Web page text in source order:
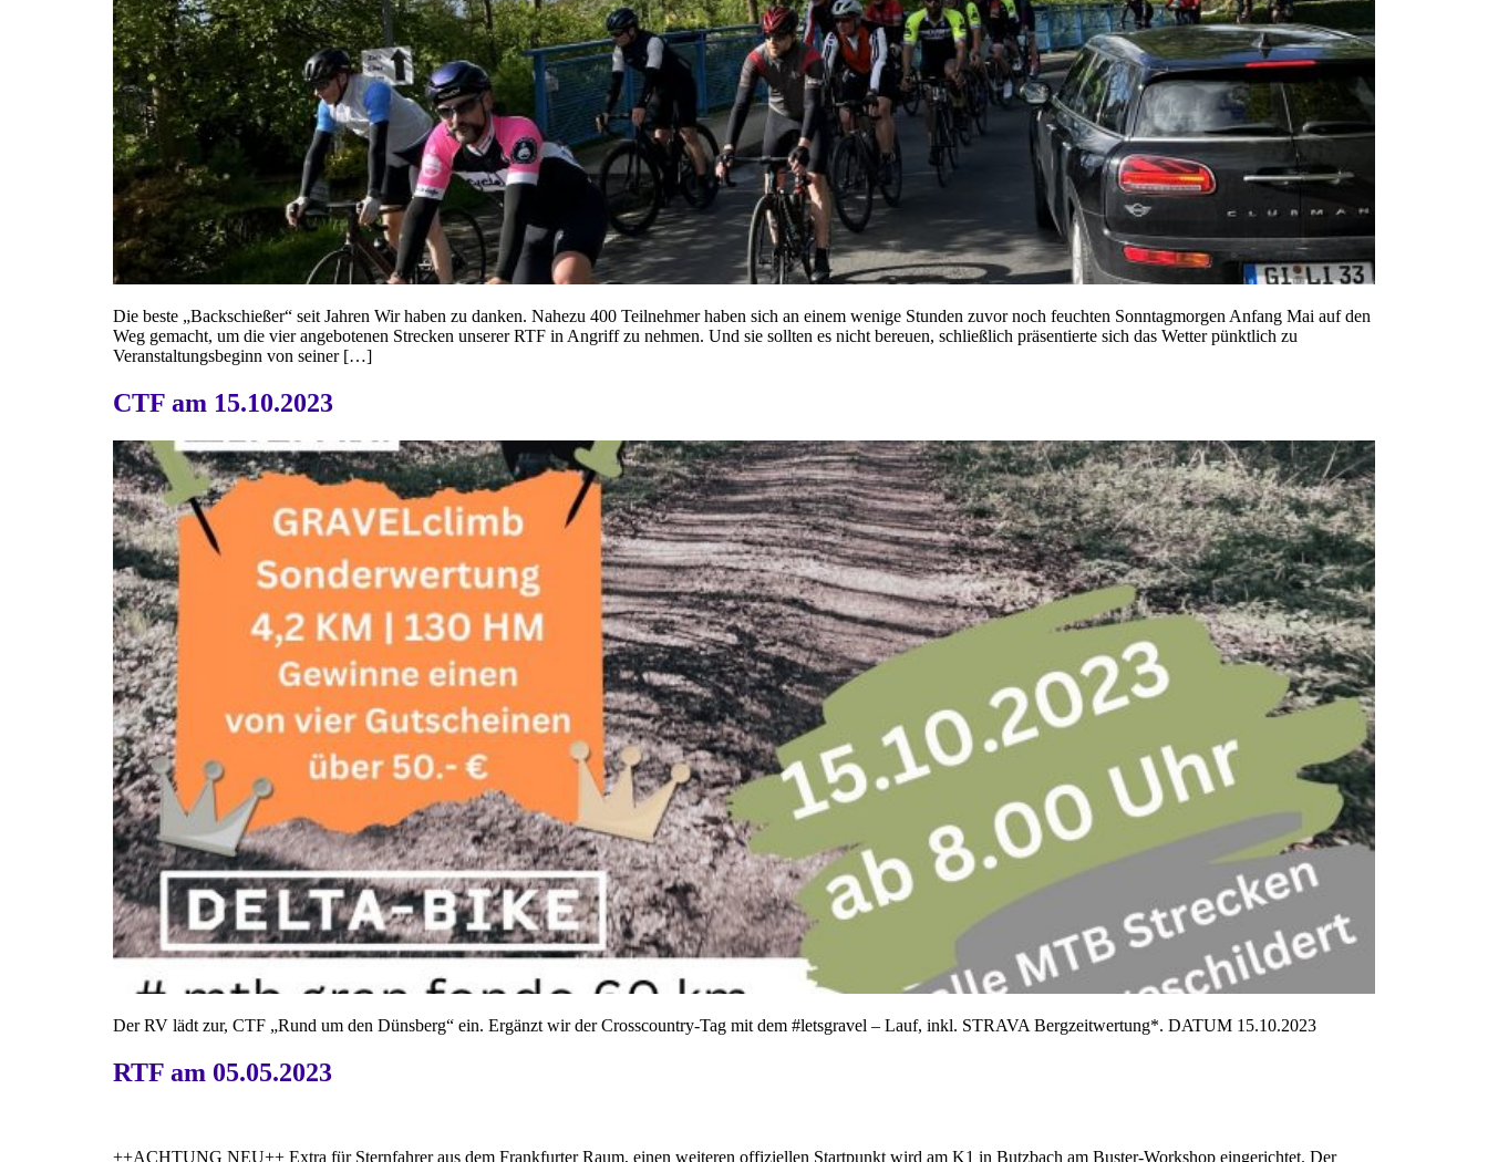
Die beste „Backschießer“ seit Jahren Wir haben zu danken. Nahezu 400 Teilnehmer haben sich an einem wenige Stunden zuvor noch feuchten Sonntagmorgen Anfang Mai auf den
Weg gemacht, um die vier angebotenen Strecken unserer RTF in Angriff zu nehmen. Und sie sollten es nicht bereuen, schließlich präsentierte sich das Wetter pünktlich zu
Veranstaltungsbeginn von seiner […]
CTF am 15.10.2023
Der RV lädt zur, CTF „Rund um den Dünsberg“ ein. Ergänzt wir der Crosscountry-Tag mit dem #letsgravel – Lauf, inkl. STRAVA Bergzeitwertung*. DATUM 15.10.2023
RTF am 05.05.2023
++ACHTUNG NEU++ Extra für Sternfahrer aus dem Frankfurter Raum, einen weiteren offiziellen Startpunkt wird am K1 in Butzbach am Buster-Workshop eingerichtet. Der